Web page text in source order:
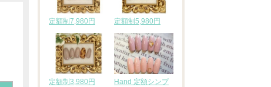
定額制7,980円 定額制5,980円
定額制3,980円
Hand 定額シンプ